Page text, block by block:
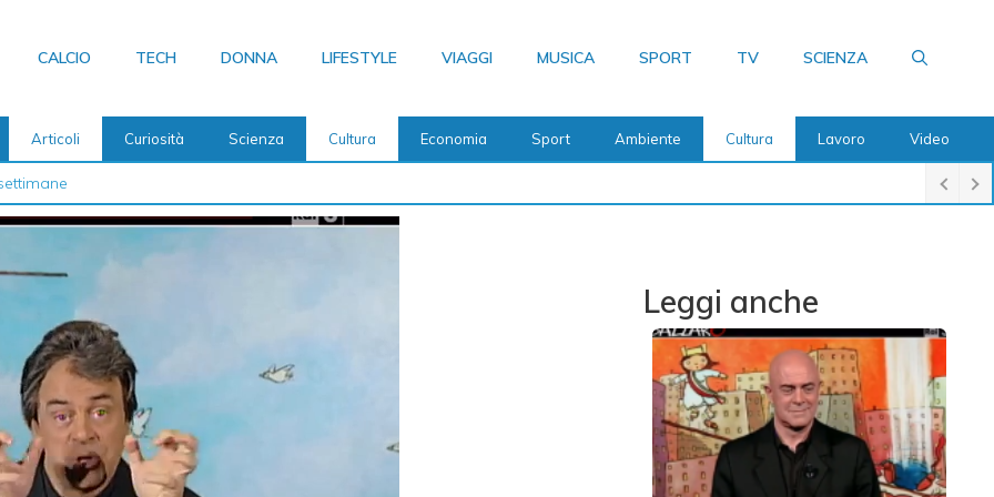
CALCIO TECH DONNA LIFESTYLE VIAGGI MUSICA SPORT TV SCIENZA
Articoli Curiosità Scienza Cultura Economia Sport Ambiente Cultura Lavoro Video
Leggi anche